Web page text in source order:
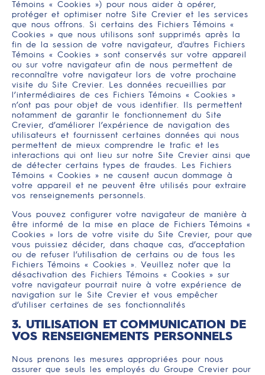
Témoins « Cookies ») pour nous aider à opérer,
protéger et optimiser notre Site Crevier et les services
que nous offrons. Si certains des Fichiers Témoins «
Cookies » que nous utilisons sont supprimés après la
fin de la session de votre navigateur, d'autres Fichiers
Témoins « Cookies » sont conservés sur votre appareil
ou sur votre navigateur afin de nous permettent de
reconnaître votre navigateur lors de votre prochaine
visite du Site Crevier. Les données recueillies par
l’intermédiaires de ces Fichiers Témoins « Cookies »
n’ont pas pour objet de vous identifier. Ils permettent
notamment de garantir le fonctionnement du Site
Crevier, d’améliorer l’expérience de navigation des
utilisateurs et fournissent certaines données qui nous
permettent de mieux comprendre le trafic et les
interactions qui ont lieu sur notre Site Crevier ainsi que
de détecter certains types de fraudes. Les Fichiers
Témoins « Cookies » ne causent aucun dommage à
votre appareil et ne peuvent être utilisés pour extraire
vos renseignements personnels.
Vous pouvez configurer votre navigateur de manière à
être informé de la mise en place de Fichiers Témoins «
Cookies » lors de votre visite du Site Crevier, pour que
vous puissiez décider, dans chaque cas, d’acceptation
ou de refuser l’utilisation de certains ou de tous les
Fichiers Témoins « Cookies ». Veuillez noter que la
désactivation des Fichiers Témoins « Cookies » sur
votre navigateur pourrait nuire à votre expérience de
navigation sur le Site Crevier et vous empêcher
d’utiliser certaines de ses fonctionnalités
3. UTILISATION ET COMMUNICATION DE
VOS RENSEIGNEMENTS PERSONNELS
Nous prenons les mesures appropriées pour nous
assurer que seuls les employés du Groupe Crevier pour